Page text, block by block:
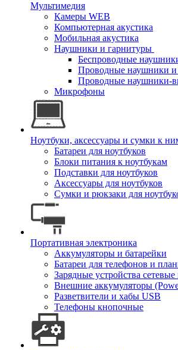
Мультимедия
Камеры WEB
Компьютерная акустика
Мобильная акустика
Наушники и гарнитуры
Беспроводные
Проводные наушники и
Проводные наушники-
Микрофоны
Ноутбуки, аксессуары и сумки к
Батареи для ноутбуков
Блоки питания к ноутбукам
Подставки для ноутбуков
Аксессуары для ноутбуков
Сумки и рюкзаки для
Портативная электроника
Аккумуляторы и батарейки
Батареи для телефонов и
Зарядные устройства
Внешние аккумуляторы
Разветвители и хабы USB
Телефоны кнопочные